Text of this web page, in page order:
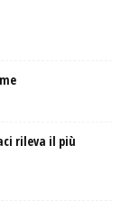
rileva il più